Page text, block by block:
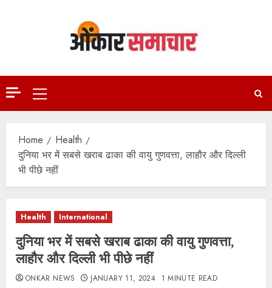
Primary
Menu
Home
Health
दुनिया भर में सबसे खराब ढाका की वायु गुणवत्ता, लाहौर और दिल्ली
भी पीछे नहीं
Health International
दुनिया भर में सबसे खराब ढाका की वायु गुणवत्ता,
लाहौर और दिल्ली भी पीछे नहीं
ONKAR NEWS JANUARY 11, 2024 1 MINUTE READ